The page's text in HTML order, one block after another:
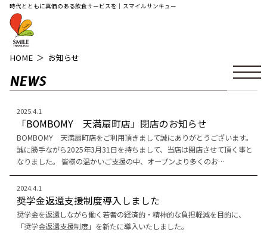
時代とともに真価のある飲食サービスを｜スマイルサンキュー
HOME お知らせ
NEWS
2025.4.1
「BOMBOMY 天満扇町店」閉店のお知らせ
BOMBOMY 天満扇町店をご利用頂きまして誠にありがとうございます。
誠に勝手ながら2025年3月31日を持ちまして、当店は閉店させて頂く事と
なりました。 皆様の温かいご支援の中、オープンより多くのお…
2024.4.1
奨学金返還支援制度導入しました
奨学金を返還しながら働く若者の経済的・精神的な負担軽減を目的に、
「奨学金返還支援制度」を新たに導入いたしました。